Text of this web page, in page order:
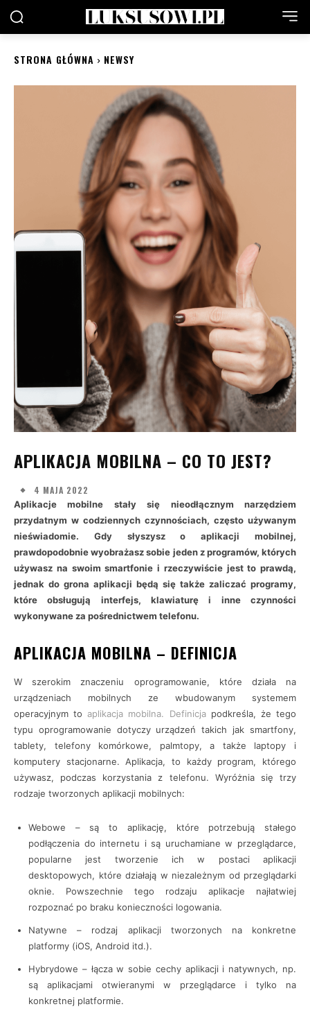
STRONA GŁÓWNA NEWSY
APLIKACJA MOBILNA – CO TO JEST?
4 MAJA 2022
Aplikacje mobilne stały się nieodłącznym narzędziem
przydatnym w codziennych czynnościach, często używanym
nieświadomie. Gdy słyszysz o aplikacji mobilnej,
prawdopodobnie wyobrażasz sobie jeden z programów, których
używasz na swoim smartfonie i rzeczywiście jest to prawdą,
jednak do grona aplikacji będą się także zaliczać programy,
które obsługują interfejs, klawiaturę i inne czynności
wykonywane za pośrednictwem telefonu.
APLIKACJA MOBILNA – DEFINICJA
W szerokim znaczeniu oprogramowanie, które działa na
urządzeniach mobilnych ze wbudowanym systemem
operacyjnym toaplikacja mobilna. Definicjapodkreśla, że tego
typu oprogramowanie dotyczy urządzeń takich jak smartfony,
tablety, telefony komórkowe, palmtopy, a także laptopy i
komputery stacjonarne. Aplikacja, to każdy program, którego
używasz, podczas korzystania z telefonu. Wyróżnia się trzy
rodzaje tworzonych aplikacji mobilnych:
Webowe – są to aplikację, które potrzebują stałego
podłączenia do internetu i są uruchamiane w przeglądarce,
popularne jest tworzenie ich w postaci aplikacji
desktopowych, które działają w niezależnym od przeglądarki
oknie. Powszechnie tego rodzaju aplikacje najłatwiej
rozpoznać po braku konieczności logowania.
Natywne – rodzaj aplikacji tworzonych na konkretne
platformy (iOS, Android itd.).
Hybrydowe – łącza w sobie cechy aplikacji i natywnych, np.
są aplikacjami otwieranymi w przeglądarce i tylko na
konkretnej platformie.